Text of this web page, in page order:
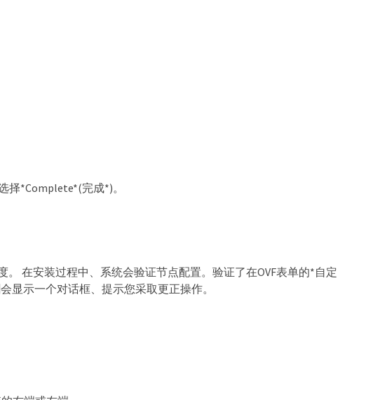
择*Complete*(完成*)。
在安装过程中、系统会验证节点配置。验证了在OVF表单的*自定
显示一个对话框、提示您采取更正操作。